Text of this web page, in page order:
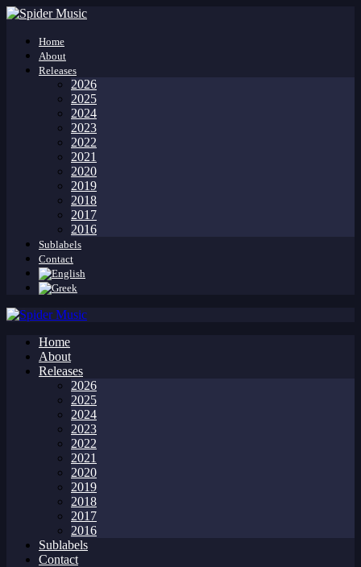
Home
About
Releases
2026
2025
2024
2023
2022
2021
2020
2019
2018
2017
2016
Sublabels
Contact
Home
About
Releases
2026
2025
2024
2023
2022
2021
2020
2019
2018
2017
2016
Sublabels
Contact